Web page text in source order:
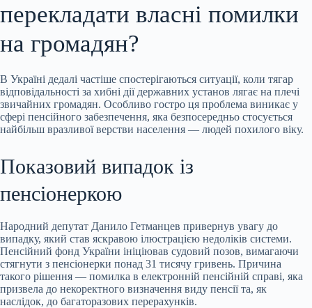
перекладати власні помилки
на громадян?
В Україні дедалі частіше спостерігаються ситуації, коли тягар
відповідальності за хибні дії державних установ лягає на плечі
звичайних громадян. Особливо гостро ця проблема виникає у
сфері пенсійного забезпечення, яка безпосередньо стосується
найбільш вразливої верстви населення — людей похилого віку.
Показовий випадок із
пенсіонеркою
Народний депутат Данило Гетманцев привернув увагу до
випадку, який став яскравою ілюстрацією недоліків системи.
Пенсійний фонд України ініціював судовий позов, вимагаючи
стягнути з пенсіонерки понад 31 тисячу гривень. Причина
такого рішення — помилка в електронній пенсійній справі, яка
призвела до некоректного визначення виду пенсії та, як
наслідок, до багаторазових перерахунків.